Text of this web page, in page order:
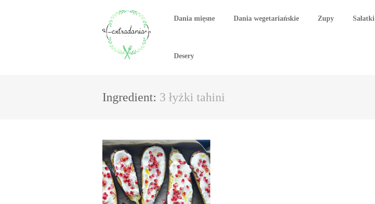
Dania mięsne Dania wegetariańskie Zupy Sałatki
Desery
Ingredient: 3 łyżki tahini